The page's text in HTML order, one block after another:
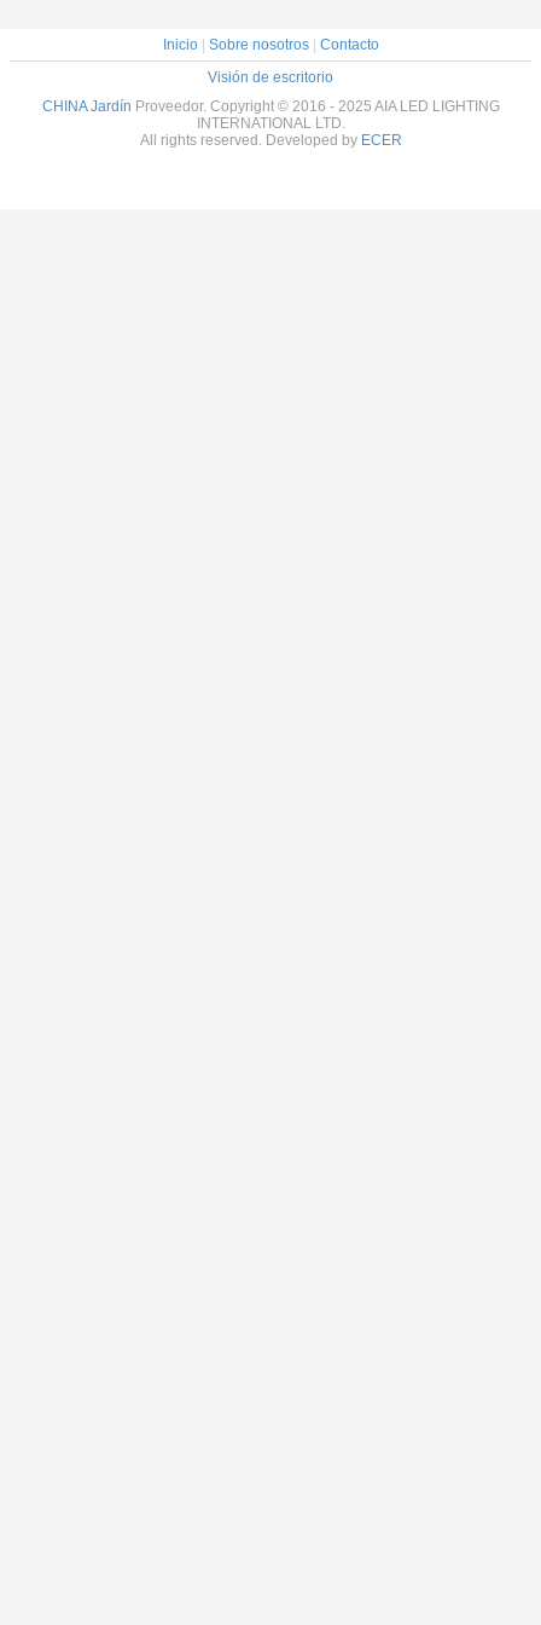
Inicio| Sobre nosotros| Contacto
Visión de escritorio
CHINA Jardín Proveedor. Copyright © 2016 - 2025 AIA LED LIGHTING
INTERNATIONAL LTD.
All rights reserved. Developed by ECER